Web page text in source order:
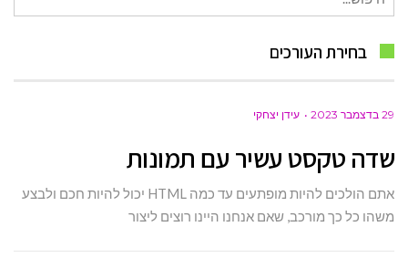
עבור:
בחירת העורכים
29 בדצמבר 2023 עידן יצחקי
שדה טקסט עשיר עם תמונות
אתם הולכים להיות מופתעים עד כמה HTML יכול להיות חכם ולבצע
משהו כל כך מורכב, שאם אנחנו היינו רוצים ליצור